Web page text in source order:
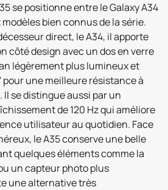
se positionne entre le Galaxy A34
modèles bien connus de la série.
direct, le A34, il apporte
côté design avec un dos en verre
légèrement plus lumineux et
une meilleure résistance à
Il se distingue aussi par un
de 120 Hz qui améliore
utilisateur au quotidien. Face
le A35 conserve une belle
quelques éléments comme la
un capteur photo plus
une alternative très